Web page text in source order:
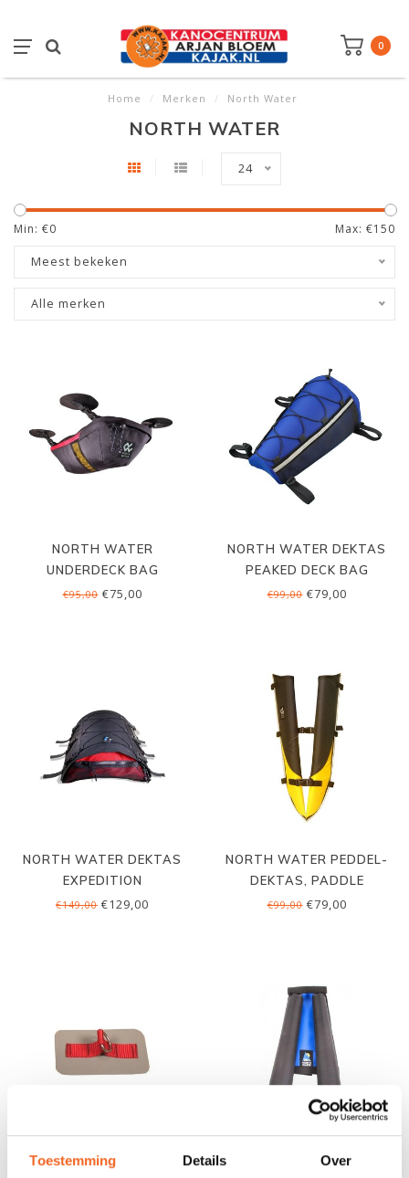
Toestemming Details Over
0
Home / Merken / North Water
NORTH WATER
24
Min: €0 Max: €150
Meest bekeken
Alle merken
NORTH WATER
UNDERDECK BAG
€95,00€75,00
NORTH WATER DEKTAS
PEAKED DECK BAG
€99,00€79,00
NORTH WATER DEKTAS
EXPEDITION
€149,00 €129,00
NORTH WATER PEDDEL-
DEKTAS, PADDLE
SCABBARDS
€99,00€79,00
NORTH WATER D-RING 1'',
NORTH WATER PEDDEL-